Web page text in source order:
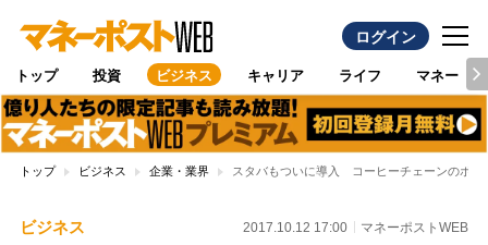
ログイン
トップ 投資 ビジネス キャリア ライフ マネー
トップ ビジネス 企業・業界 スタバもついに導入 コーヒーチェーンのポイ
ビジネス 2017.10.12 17:00 マネーポストWEB